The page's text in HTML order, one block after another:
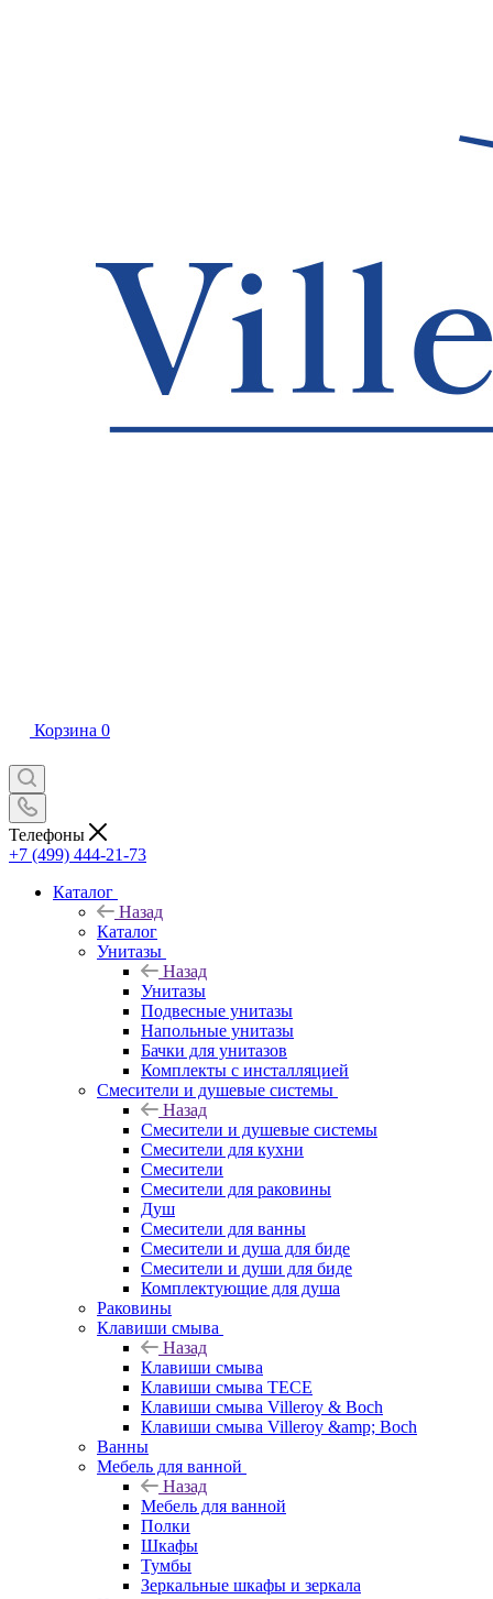
Корзина 0
Телефоны
+7 (499) 444-21-73
Каталог
Назад
Каталог
Унитазы
Назад
Унитазы
Подвесные унитазы
Напольные унитазы
Бачки для унитазов
Комплекты с инсталляцией
Смесители и душевые системы
Назад
Смесители и душевые системы
Смесители для кухни
Смесители
Смесители для раковины
Душ
Смесители для ванны
Смесители и душа для биде
Смесители и души для биде
Комплектующие для душа
Раковины
Клавиши смыва
Назад
Клавиши смыва
Клавиши смыва TECE
Клавиши смыва Villeroy & Boch
Клавиши смыва Villeroy &amp; Boch
Ванны
Мебель для ванной
Назад
Мебель для ванной
Полки
Шкафы
Тумбы
Зеркальные шкафы и зеркала